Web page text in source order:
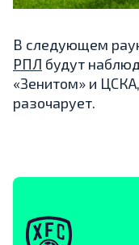
В следующем
РПЛ будут
«Зенитом» и
разочарует.